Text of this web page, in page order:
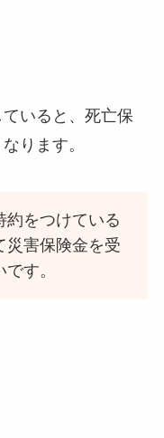
いると、死亡保
ります。
約をつけている
災害保険金を受
す。